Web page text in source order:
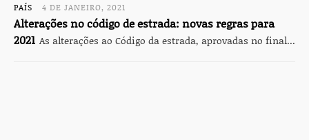
PAÍS 4 DE JANEIRO, 2021
Alterações no código de estrada: novas regras para
2021 As alterações ao Código da estrada, aprovadas no final...